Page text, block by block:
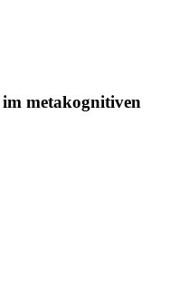
metakognitiven